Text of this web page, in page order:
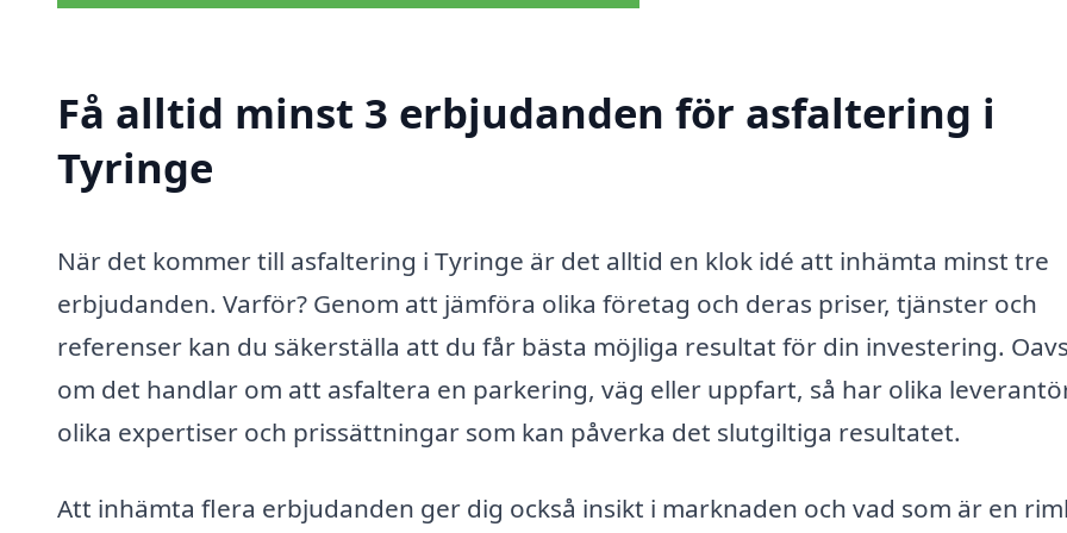
Få alltid minst 3 erbjudanden för asfaltering i
Tyringe
När det kommer till asfaltering i Tyringe är det alltid en klok idé att inhämta minst tre
erbjudanden. Varför? Genom att jämföra olika företag och deras priser, tjänster och
referenser kan du säkerställa att du får bästa möjliga resultat för din investering.
om det handlar om att asfaltera en parkering, väg eller uppfart, så har olika
olika expertiser och prissättningar som kan påverka det slutgiltiga resultatet.
Att inhämta flera erbjudanden ger dig också insikt i marknaden och vad som är en